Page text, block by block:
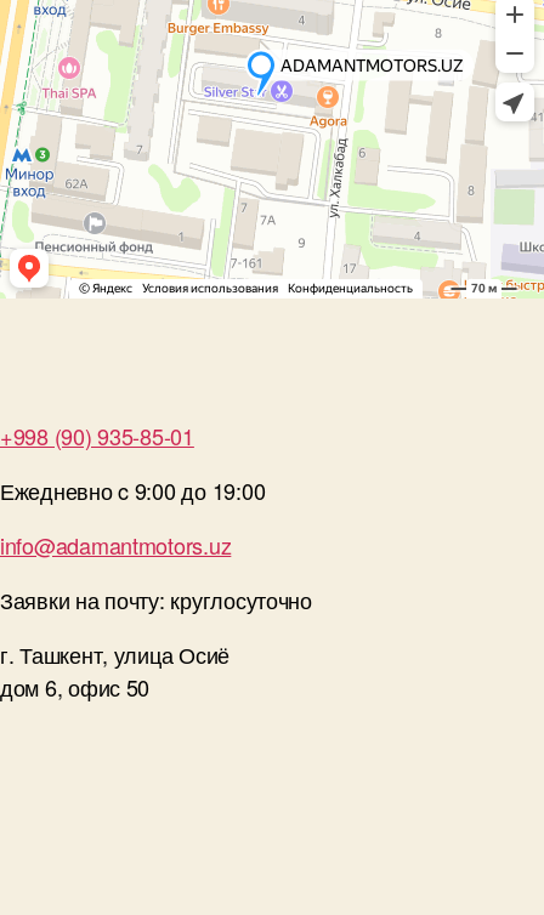
+998 (90) 935-85-01
Ежедневно c 9:00 до 19:00
info@adamantmotors.uz
Заявки на почту: круглосуточно
г. Ташкент, улица Осиё
дом 6, офис 50